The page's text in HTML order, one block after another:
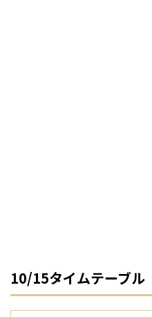
10/15タイムテーブル